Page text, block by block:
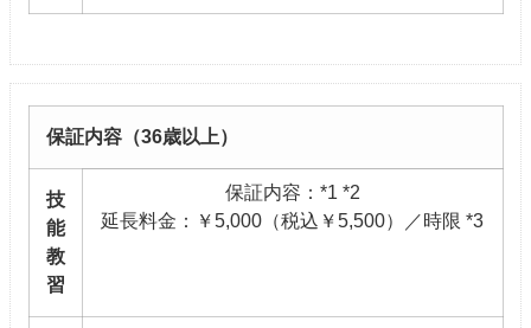
保証内容（36歳以上）
技
能
教
習
保証内容：*1 *2
延長料金：￥5,000（税込￥5,500）／時限 *3